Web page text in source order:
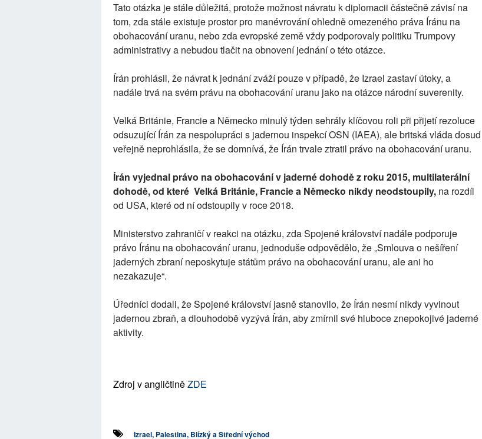
Tato otázka je stále důležitá, protože možnost návratu k diplomacii částečně závisí na
tom, zda stále existuje prostor pro manévrování ohledně omezeného práva Íránu na
obohacování uranu, nebo zda evropské země vždy podporovaly politiku Trumpovy
administrativy a nebudou tlačit na obnovení jednání o této otázce.
Írán prohlásil, že návrat k jednání zváží pouze v případě, že Izrael zastaví útoky, a
nadále trvá na svém právu na obohacování uranu jako na otázce národní suverenity.
Velká Británie, Francie a Německo minulý týden sehrály klíčovou roli při přijetí rezoluce
odsuzující Írán za nespolupráci s jadernou inspekcí OSN (IAEA), ale britská vláda dosud
veřejně neprohlásila, že se domnívá, že Írán trvale ztratil právo na obohacování uranu.
Írán vyjednal právo na obohacování v jaderné dohodě z roku 2015, multilaterální
dohodě, od které Velká Británie, Francie a Německo nikdy neodstoupily, na rozdíl
od USA, které od ní odstoupily v roce 2018.
Ministerstvo zahraničí v reakci na otázku, zda Spojené království nadále podporuje
právo Íránu na obohacování uranu, jednoduše odpovědělo, že „Smlouva o nešíření
jaderných zbraní neposkytuje státům právo na obohacování uranu, ale ani ho
nezakazuje“.
Úředníci dodali, že Spojené království jasně stanovilo, že Írán nesmí nikdy vyvinout
jadernou zbraň, a dlouhodobě vyzývá Írán, aby zmírnil své hluboce znepokojivé jaderné
aktivity.
Zdroj v angličtiněZDE
Izrael, Palestina, Blízký a Střední východ